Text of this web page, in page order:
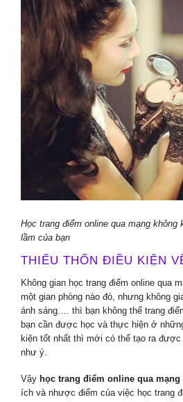
Học trang điểm online qua mạng
lầm của bạn
THIẾU THỐN ĐIỀU KIỆN
Không gian học trang điểm online qua
một gian phòng nào đó, nhưng không
ánh sáng…. thì bạn không thể trang
bạn cần được học và thực hiện ở
kiện tốt nhất thì mới có thể tạo ra được
như ý.
Vậy học trang điểm online qua mạng
ích và nhược điểm của việc học trang